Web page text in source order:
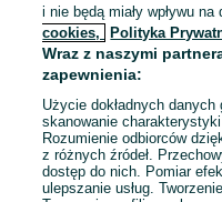
i nie będą miały wpływu
cookies,
Polityka
Wraz z naszymi
zapewnienia:
Użycie dokładnych
skanowanie
Rozumienie odbiorców
z różnych źródeł.
dostęp do nich. Pomiar
ulepszanie usług.